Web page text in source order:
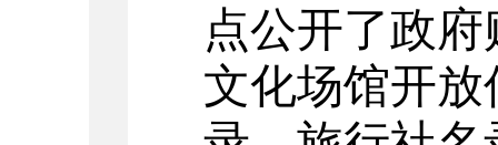
点公开了政府
文化场馆开放